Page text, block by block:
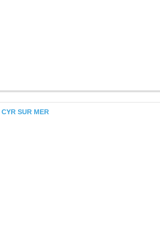
SUR MER